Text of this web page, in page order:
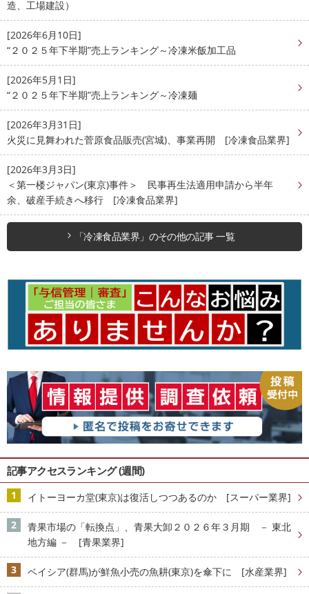
造、工場建設）
[2026年6月10日]
“２０２５年下半期”売上ランキング～冷凍米飯加工品
[2026年5月1日]
“２０２５年下半期”売上ランキング～冷凍麺
[2026年3月31日]
火災に見舞われた菅原食品販売(宮城)、事業再開 [冷凍食品業界]
[2026年3月3日]
＜第一楼ジャパン(東京)事件＞ 民事再生法適用申請から半年
余、破産手続きへ移行 [冷凍食品業界]
「冷凍食品業界」のその他の記事 一覧
記事アクセスランキング (週間)
イトーヨーカ堂(東京)は復活しつつあるのか [スーパー業界]
青果市場の「転換点」、青果大卸２０２６年３月期 － 東北
地方編 － [青果業界]
ベイシア(群馬)が鮮魚小売の魚耕(東京)を傘下に [水産業界]